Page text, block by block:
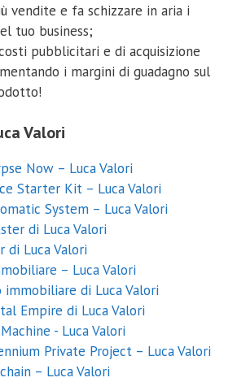
vendite e fa schizzare in aria i
tuo business;
pubblicitari e di acquisizione
i margini di guadagno sul
Valori
Now – Luca Valori
Starter Kit – Luca Valori
System – Luca Valori
di Luca Valori
di Luca Valori
– Luca Valori
immobiliare di Luca Valori
Empire di Luca Valori
- Luca Valori
Private Project – Luca Valori
– Luca Valori